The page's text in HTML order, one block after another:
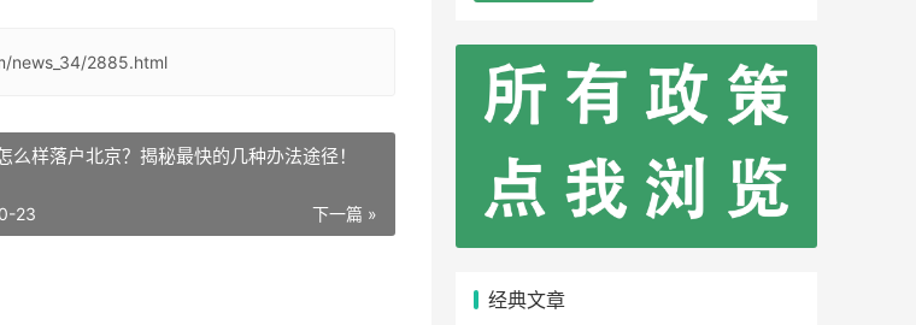
news_34/2885.html
么样落户北京？揭秘最快的几种办法途径！
下一篇 »
23
经典文章